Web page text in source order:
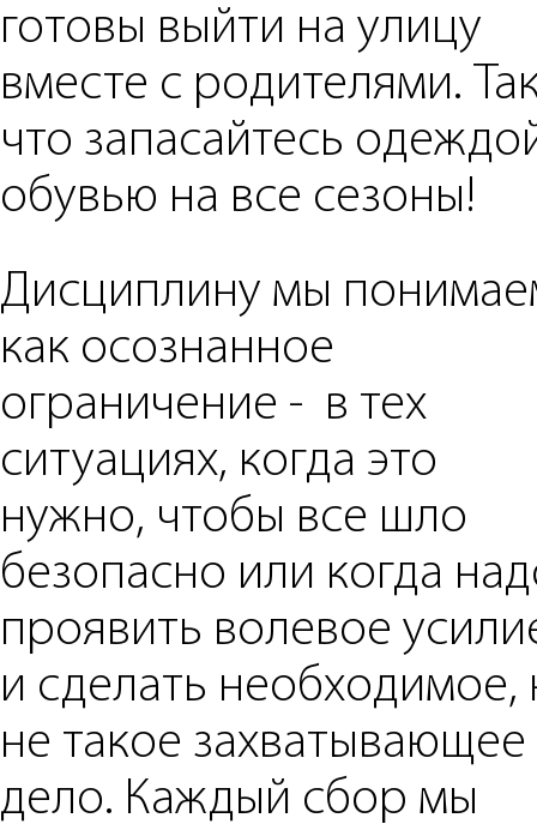
готовы выйти на улицу
вместе с родителями.
что запасайтесь
обувью на все сезоны!
Дисциплину мы
как осознанное
ограничение - в тех
ситуациях, когда это
нужно, чтобы все шло
безопасно или когда
проявить волевое
и сделать необходимое,
не такое захватывающее
дело. Каждый сбор мы